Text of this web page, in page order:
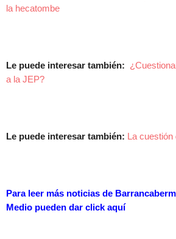
la hecatombe
Le puede interesar también:
a la JEP?
Le puede interesar también: La cuestión
Para leer más noticias de
Medio pueden dar click aquí